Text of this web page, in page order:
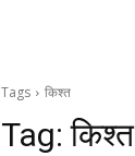
Tags किश्त
Tag:किश्त